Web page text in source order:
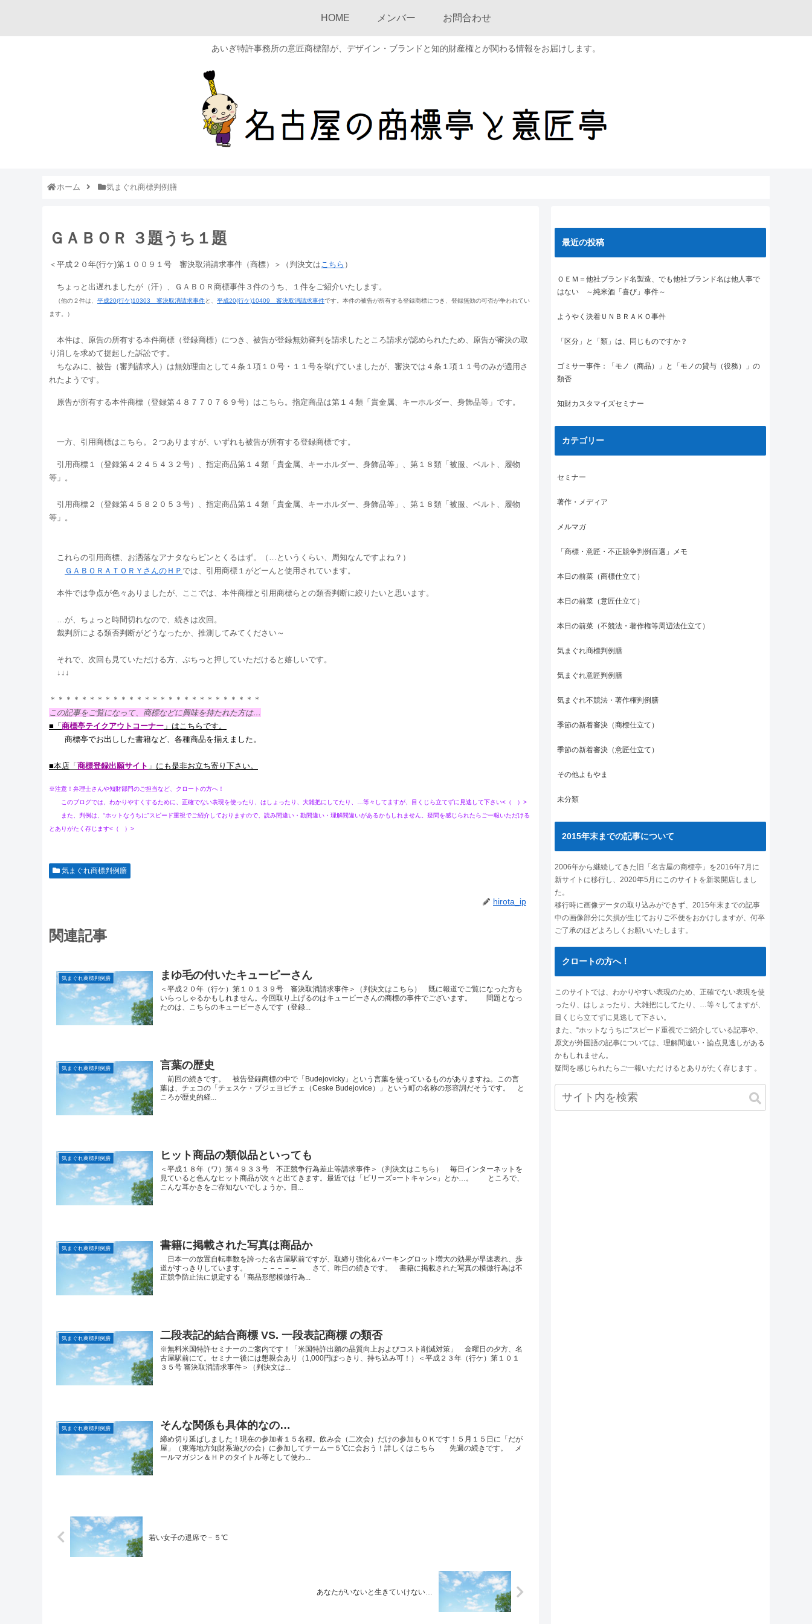
あいぎ特許事務所の意匠商標部が、デザイン・ブランドと知的財産権とが関わる情報をお届けします。
HOME メンバー お問合わせ
ホーム 気まぐれ商標判例膳
ＧＡＢＯＲ ３題うち１題
＜平成２０年(行ケ)第１００９１号 審決取消請求事件（商標）＞（判決文はこちら ）
ちょっと出遅れましたが（汗）、ＧＡＢＯＲ商標事件３件のうち、１件をご紹介いたします。
（他の２件は、 平成20(行ケ)10303 審決取消請求事件と、 平成20(行ケ)10409 審決取消請求事件です。本件の被告が所有する登録商標につき、登録無効の可否が争われてい
ます。）
本件は、原告の所有する本件商標（登録商標）につき、被告が登録無効審判を請求したところ請求が認められたため、原告が審決の取
り消しを求めて提起した訴訟です。
ちなみに、被告（審判請求人）は無効理由として４条１項１０号・１１号を挙げていましたが、審決では４条１項１１号のみが適用さ
れたようです。
原告が所有する本件商標（登録第４８７７０７６９号）はこちら。指定商品は第１４類「貴金属、キーホルダー、身飾品等」です。
一方、引用商標はこちら。２つありますが、いずれも被告が所有する登録商標です。
引用商標１（登録第４２４５４３２号）、指定商品第１４類「貴金属、キーホルダー、身飾品等」、第１８類「被服、ベルト、履物
等」。
引用商標２（登録第４５８２０５３号）、指定商品第１４類「貴金属、キーホルダー、身飾品等」、第１８類「被服、ベルト、履物
等」。
これらの引用商標、お洒落なアナタならピンとくるはず。（…というくらい、周知なんですよね？）
ＧＡＢＯＲＡＴＯＲＹさんのＨＰ では、引用商標１がどーんと使用されています。
本件では争点が色々ありましたが、ここでは、本件商標と引用商標らとの類否判断に絞りたいと思います。
…が、ちょっと時間切れなので、続きは次回。
裁判所による類否判断がどうなったか、推測してみてください～
それで、次回も見ていただける方、ぷちっと押していただけると嬉しいです。
↓↓↓
＊＊＊＊＊＊＊＊＊＊＊＊＊＊＊＊＊＊＊＊＊＊＊＊＊＊＊
この記事をご覧になって、商標などに興味を持たれた方は…
■「 商標亭テイクアウトコーナー 」はこちらです。
商標亭でお出しした書籍など、各種商品を揃えました。
■本店 「 商標登録出願サイト 」 にも是非お立ち寄り下さい。
※注意！弁理士さんや知財部門のご担当など、クロートの方へ！
このブログでは、わかりやすくするために、正確でない表現を使ったり、はしょったり、大雑把にしてたり、…等々してますが、目くじら立てずに見逃して下さい<（ ）>
また、判例は、“ホットなうちに”スピード重視でご紹介しておりますので、読み間違い・勘間違い・理解間違いがあるかもしれません。疑問を感じられたらご一報いただける
とありがたく存じます<（ ）>
気まぐれ商標判例膳
hirota_ip
関連記事
気まぐれ商標判例膳 まゆ毛の付いたキューピーさん
＜平成２０年（行ケ）第１０１３９号 審決取消請求事件＞（判決文はこちら） 既に報道でご覧になった方も
いらっしゃるかもしれません。今回取り上げるのはキューピーさんの商標の事件でございます。 問題となっ
たのは、こちらのキューピーさんです（登録...
気まぐれ商標判例膳 言葉の歴史
前回の続きです。 被告登録商標の中で「Budejovicky」という言葉を使っているものがありますね。この言
葉は、チェコの「チェスケ・ブジェヨビチェ（Ceske Budejovice）」という町の名称の形容詞だそうです。 と
ころが歴史的経...
気まぐれ商標判例膳 ヒット商品の類似品といっても
＜平成１８年（ワ）第４９３３号 不正競争行為差止等請求事件＞（判決文はこちら） 毎日インターネットを
見ていると色んなヒット商品が次々と出てきます。最近では「ビリーズ○ートキャン○」とか…。 ところで、
こんな耳かきをご存知ないでしょうか。目...
気まぐれ商標判例膳 書籍に掲載された写真は商品か
日本一の放置自転車数を誇った名古屋駅前ですが、取締り強化＆パーキングロット増大の効果が早速表れ、歩
道がすっきりしています。 －－－－－ さて、昨日の続きです。 書籍に掲載された写真の模倣行為は不
正競争防止法に規定する「商品形態模倣行為...
気まぐれ商標判例膳 二段表記的結合商標 VS. 一段表記商標 の類否
※無料米国特許セミナーのご案内です！「米国特許出願の品質向上およびコスト削減対策」 金曜日の夕方、名
古屋駅前にて。セミナー後には懇親会あり（1,000円ぽっきり、持ち込み可！）＜平成２３年（行ケ）第１０１
３５号 審決取消請求事件＞（判決文は...
気まぐれ商標判例膳 そんな関係も具体的なの…
締め切り延ばしました！現在の参加者１５名程。飲み会（二次会）だけの参加もＯＫです！５月１５日に「だが
屋」（東海地方知財系遊びの会）に参加してチームー５℃に会おう！詳しくはこちら 先週の続きです。 メ
ールマガジン＆ＨＰのタイトル等として使わ...
若い女子の退席で－５℃
あなたがいないと生きていけない…
最近の投稿
ＯＥＭ＝他社ブランド名製造、でも他社ブランド名は他人事で
はない ～純米酒「喜び」事件～
ようやく決着ＵＮＢＲＡＫＯ事件
「区分」と「類」は、同じものですか？
ゴミサー事件：「モノ（商品）」と「モノの貸与（役務）」の
類否
知財カスタマイズセミナー
カテゴリー
セミナー
著作・メディア
メルマガ
「商標・意匠・不正競争判例百選」メモ
本日の前菜（商標仕立て）
本日の前菜（意匠仕立て）
本日の前菜（不競法・著作権等周辺法仕立て）
気まぐれ商標判例膳
気まぐれ意匠判例膳
気まぐれ不競法・著作権判例膳
季節の新着審決（商標仕立て）
季節の新着審決（意匠仕立て）
その他よもやま
未分類
2015年末までの記事について
2006年から継続してきた旧「名古屋の商標亭」を2016年7月に
新サイトに移行し、2020年5月にこのサイトを新装開店しまし
た。
移行時に画像データの取り込みができず、2015年末までの記事
中の画像部分に欠損が生じておりご不便をおかけしますが、何卒
ご了承のほどよろしくお願いいたします。
クロートの方へ！
このサイトでは、わかりやすい表現のため、正確でない表現を使
ったり、はしょったり、大雑把にしてたり、…等々してますが、
目くじら立てずに見逃して下さい。
また、“ホットなうちに”スピード重視でご紹介している記事や、
原文が外国語の記事については、理解間違い・論点見逃しがある
かもしれません。
疑問を感じられたらご一報いただ けるとありがたく存じます 。